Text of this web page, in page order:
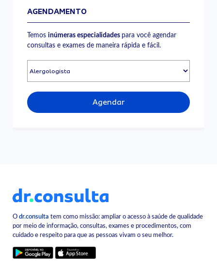
AGENDAMENTO
Temosinúmeras especialidades para você agendar
consultas e exames de maneira rápida e fácil.
Agendar
Odr.consulta tem como missão: ampliar o acesso à saúde de qualidade
por meio de informação, consultas, exames e procedimentos, com
cuidado e respeito para que as pessoas vivam o seu melhor.